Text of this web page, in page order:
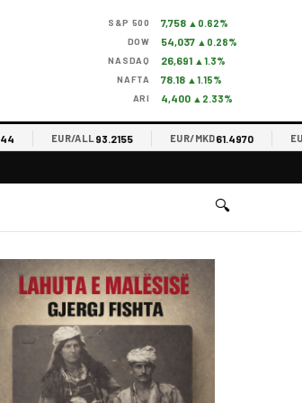
S&P 500 7,758 ▲0.62%
DOW 54,037 ▲0.28%
NASDAQ 26,691 ▲1.3%
NAFTA 78.18 ▲1.15%
ARI 4,400 ▲2.33%
EUR/ALL93.2155 EUR/MKD61.4970 EUR/
🔍